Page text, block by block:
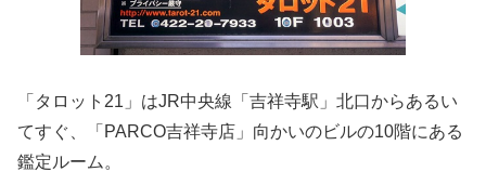
「タロット21」はJR中央線「吉祥寺駅」北口からあるい
てすぐ、「PARCO吉祥寺店」向かいのビルの10階にある
鑑定ルーム。